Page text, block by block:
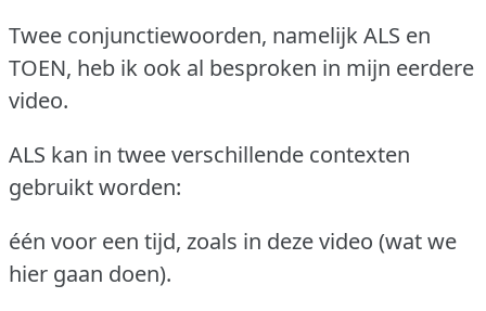
Twee conjunctiewoorden, namelijk ALS en
TOEN, heb ik ook al besproken in mijn eerdere
video.
ALS kan in twee verschillende contexten
gebruikt worden:
één voor een tijd, zoals in deze video (wat we
hier gaan doen).